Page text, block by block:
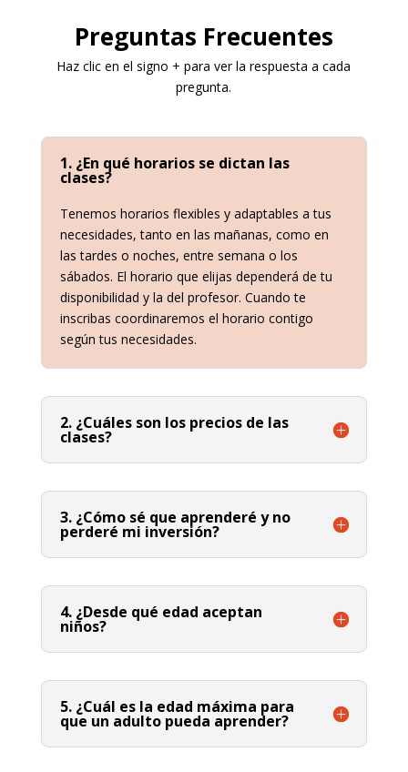
Preguntas Frecuentes
Haz clic en el signo + para ver la respuesta a cada
pregunta.
1. ¿En qué horarios se dictan las
clases?
Tenemos horarios flexibles y adaptables a tus
necesidades, tanto en las mañanas, como en
las tardes o noches, entre semana o los
sábados. El horario que elijas dependerá de tu
disponibilidad y la del profesor. Cuando te
inscribas coordinaremos el horario contigo
según tus necesidades.
2. ¿Cuáles son los precios de las
clases?
3. ¿Cómo sé que aprenderé y no
perderé mi inversión?
4. ¿Desde qué edad aceptan
niños?
5. ¿Cuál es la edad máxima para
que un adulto pueda aprender?